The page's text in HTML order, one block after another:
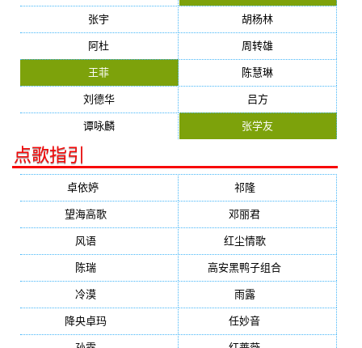
张宇 胡杨林
阿杜 周转雄
王菲 陈慧琳
刘德华 吕方
谭咏麟 张学友
点歌指引
卓依婷 祁隆(647)
望海高歌 邓丽君
风语 红尘情歌(472)
陈瑞 高安黑鸭子组合
冷漠 雨露(350)
降央卓玛 任妙音